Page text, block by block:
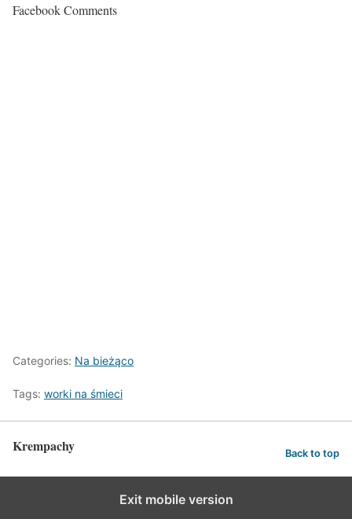
Facebook Comments
Categories: Na bieżąco
Tags: worki na śmieci
Krempachy Back to top
Exit mobile version